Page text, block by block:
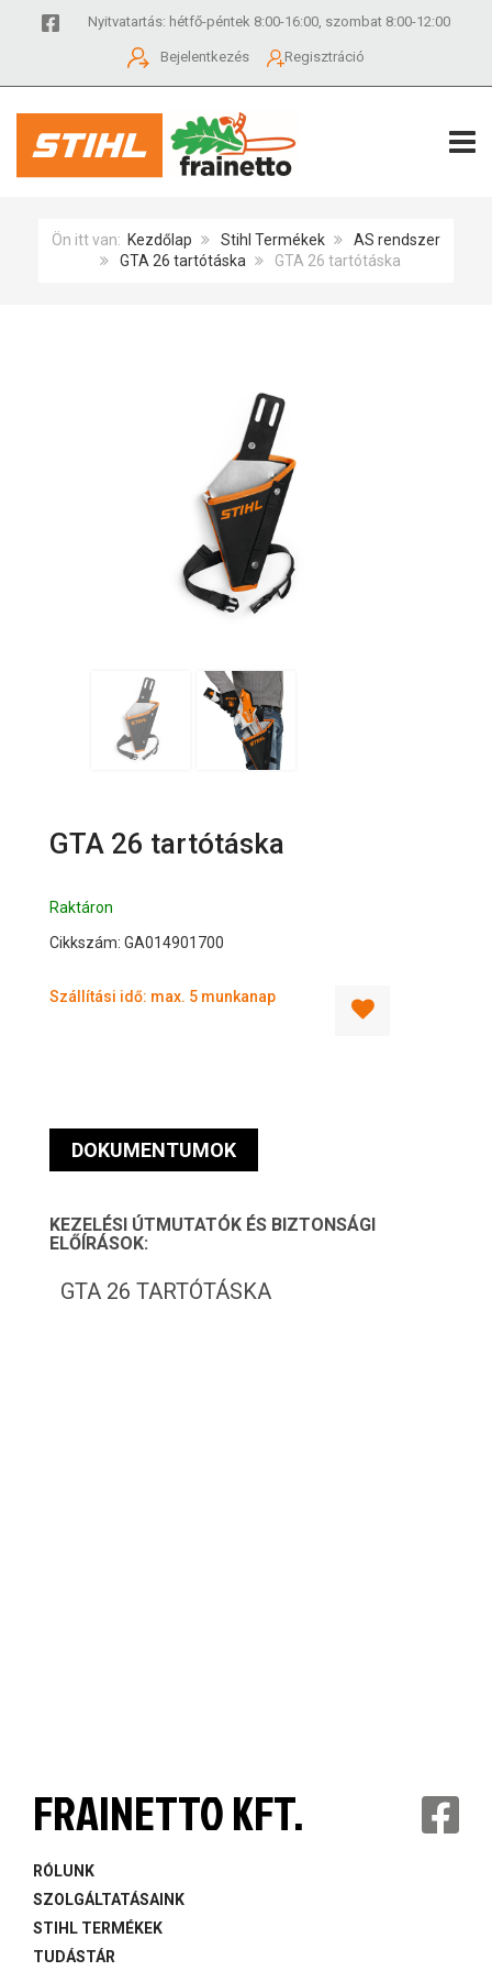
Nyitvatartás: hétfő-péntek 8:00-16:00, szombat 8:00-12:00
Bejelentkezés Regisztráció
Ön itt van: Kezdőlap Stihl Termékek
AS rendszer
GTA 26 tartótáska
GTA 26 tartótáska
GTA 26 tartótáska
Raktáron
Cikkszám: GA014901700
Szállítási idő: max. 5 munkanap
DOKUMENTUMOK
KEZELÉSI ÚTMUTATÓK ÉS BIZTONSÁGI
ELŐÍRÁSOK:
GTA 26 TARTÓTÁSKA
FRAINETTO KFT.
RÓLUNK
SZOLGÁLTATÁSAINK
STIHL TERMÉKEK
TUDÁSTÁR